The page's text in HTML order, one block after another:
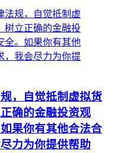
，自觉抵制虚拟货
确的金融投资观
果你有其他合法合
力为你提供帮助